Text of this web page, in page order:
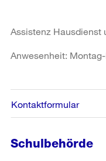
Assistenz Hausdienst
Anwesenheit:
Kontaktformular
Schulbehörde